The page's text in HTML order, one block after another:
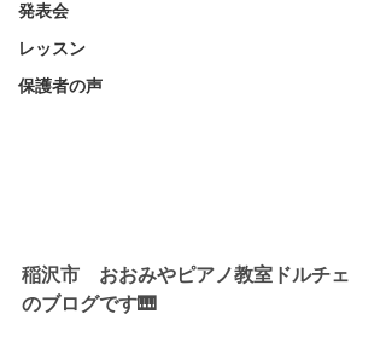
発表会
レッスン
保護者の声
稲沢市　おおみやピアノ教室ドルチェ
のブログです🎹